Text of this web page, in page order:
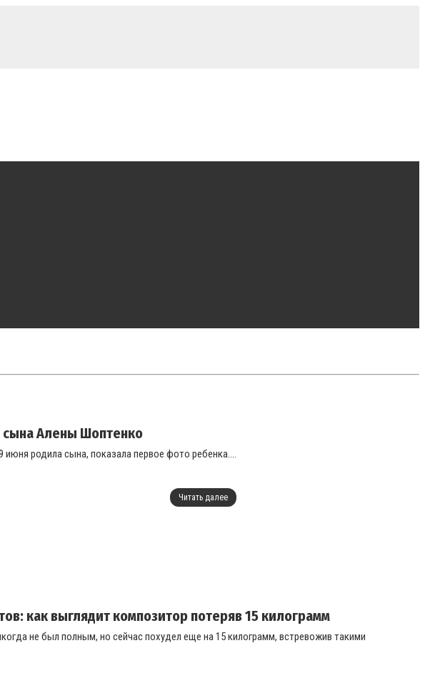
Алены Шоптенко
родила сына, показала первое фото ребенка....
Читать далее
как выглядит композитор потеряв 15 килограмм
не был полным, но сейчас похудел еще на 15 килограмм, встревожив такими